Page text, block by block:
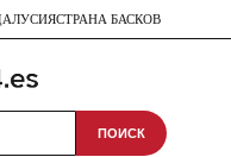
СТРАНА БАСКОВ
ПОИСК